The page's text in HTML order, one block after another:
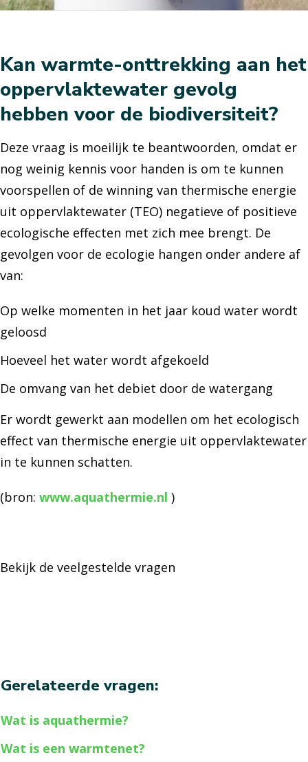
Kan warmte-onttrekking aan het
oppervlaktewater gevolg
hebben voor de biodiversiteit?
Deze vraag is moeilijk te beantwoorden, omdat er
nog weinig kennis voor handen is om te kunnen
voorspellen of de winning van thermische energie
uit oppervlaktewater (TEO) negatieve of positieve
ecologische effecten met zich mee brengt. De
gevolgen voor de ecologie hangen onder andere af
van:
Op welke momenten in het jaar koud water wordt
geloosd
Hoeveel het water wordt afgekoeld
De omvang van het debiet door de watergang
Er wordt gewerkt aan modellen om het ecologisch
effect van thermische energie uit oppervlaktewater
in te kunnen schatten.
(bron: www.aquathermie.nl )
Bekijk de veelgestelde vragen
Gerelateerde vragen:
Wat is aquathermie?
Wat is een warmtenet?